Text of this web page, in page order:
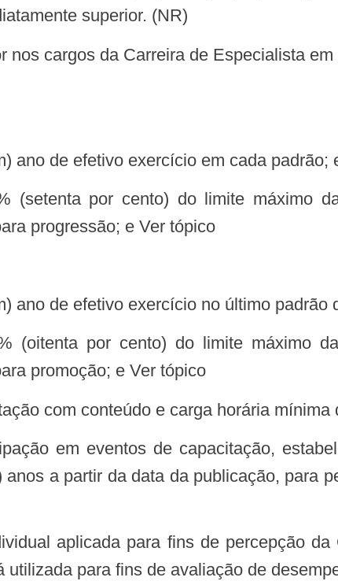
superior. (NR)
ano de efetivo exercício em cada padrão;
(setenta por cento) do limite máximo
progressão; e Ver tópico
ano de efetivo exercício no último padrão
(oitenta por cento) do limite máximo
promoção; e Ver tópico
com conteúdo e carga horária
em eventos de capacitação,
a partir da data da publicação, para
aplicada para fins de percepção
para fins de avaliação de